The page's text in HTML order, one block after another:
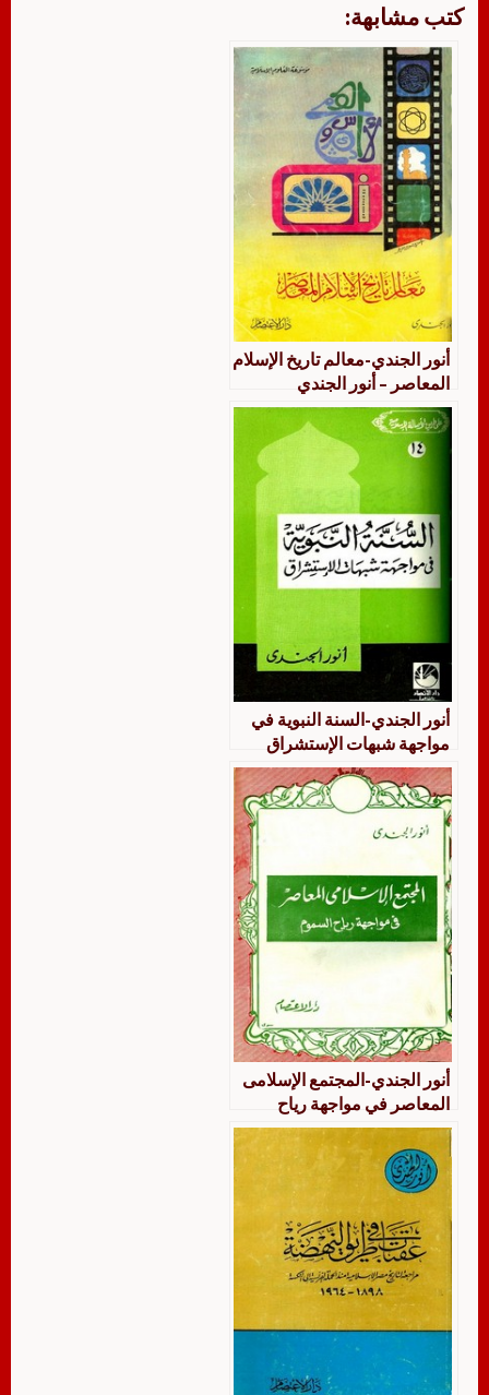
كتب مشابهة:
أنور الجندي-معالم تاريخ الإسلام
المعاصر – أنور الجندي
أنور الجندي-السنة النبوية في
مواجهة شبهات الإستشراق
أنور الجندي-المجتمع الإسلامى
المعاصر في مواجهة رياح
السموم